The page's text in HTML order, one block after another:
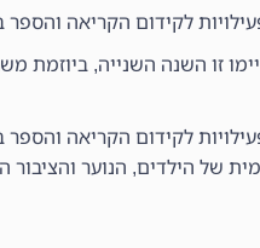
זו השנה השנייה, ביוזמת
20.5-25.6, בהם יתקיימו מגוון
של הילדים, הנוער והציבור